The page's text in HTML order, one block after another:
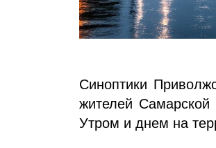
Синоптики
жителей Самарской
Утром и днем на